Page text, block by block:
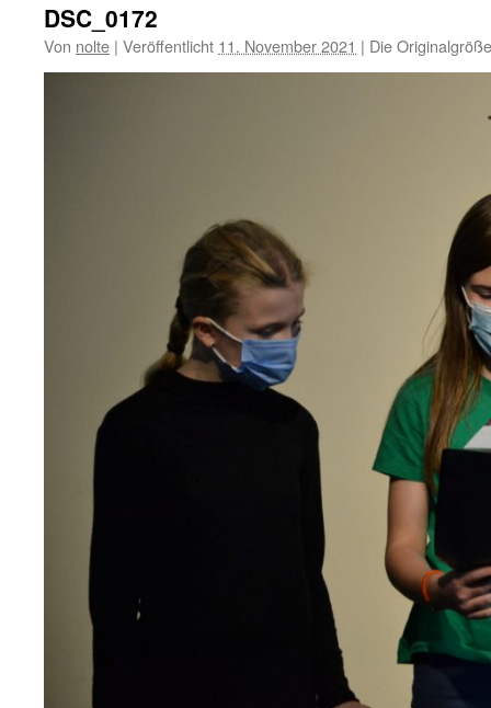
DSC_0172
Von nolte | Veröffentlicht 11. November 2021 | Die